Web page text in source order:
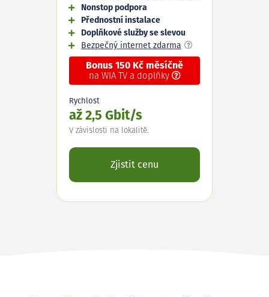
Nonstop podpora
Přednostní instalace
Doplňkové služby se slevou
Bezpečný internet zdarma
Bonus 150 Kč měsíčně
na WIA TV a doplňky
Rychlost
až 2,5 Gbit/s
V závislosti na lokalitě.
Zjistit cenu